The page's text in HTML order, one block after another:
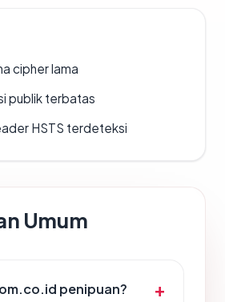
cipher lama
publik terbatas
HSTS terdeteksi
Umum
penipuan?